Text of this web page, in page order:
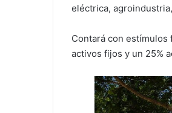
eléctrica,
Contará con estímulos
activos fijos y un 25%